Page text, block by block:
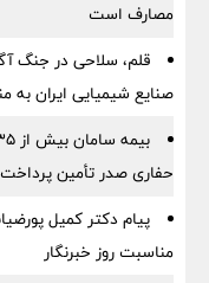
مصارف است
قلم، سلاحی در جنگ
صنایع شیمیایی ایران به
حفاری صدر تأمین
پیام دکتر کمیل
مناسبت روز خبرنگار